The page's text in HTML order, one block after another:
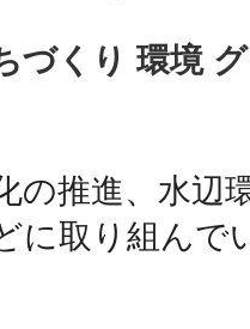
づくり 環境
の推進、水辺
に取り組んで